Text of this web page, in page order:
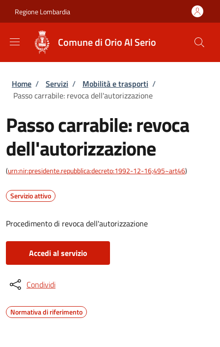
Regione Lombardia
Comune di Orio Al Serio
Briciole di pane
Home / Servizi / Mobilità e trasporti /
Passo carrabile: revoca dell'autorizzazione
Passo carrabile: revoca
dell'autorizzazione
(urn:nir:presidente.repubblica:decreto:1992-12-16;495~art46)
Servizio attivo
Procedimento di revoca dell'autorizzazione
Accedi al servizio
Condividi
Normativa di riferimento